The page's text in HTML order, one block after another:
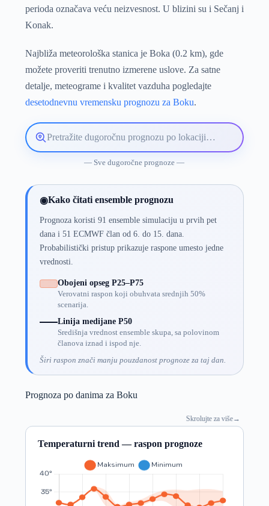
perioda označava veću neizvesnost. U blizini su i Sečanj i
Konak.
Najbliža meteorološka stanica je Boka (0.2 km), gde
možete proveriti trenutno izmerene uslove. Za satne
detalje, meteograme i kvalitet vazduha pogledajte
desetodnevnu vremensku prognozu za Boku.
Pretražite
lokaciju
— Sve dugoročne prognoze —
◉Kako čitati ensemble prognozu
Prognoza koristi 91 ensemble simulaciju u prvih pet
dana i 51 ECMWF član od 6. do 15. dana.
Probabilistički pristup prikazuje raspone umesto jedne
vrednosti.
Obojeni opseg P25–P75
Verovatni raspon koji obuhvata srednjih 50%
scenarija.
Linija medijane P50
Središnja vrednost ensemble skupa, sa polovinom
članova iznad i ispod nje.
Širi raspon znači manju pouzdanost prognoze za taj dan.
Prognoza po danima za Boku
Skrolujte za više→
Temperaturni trend — raspon prognoze